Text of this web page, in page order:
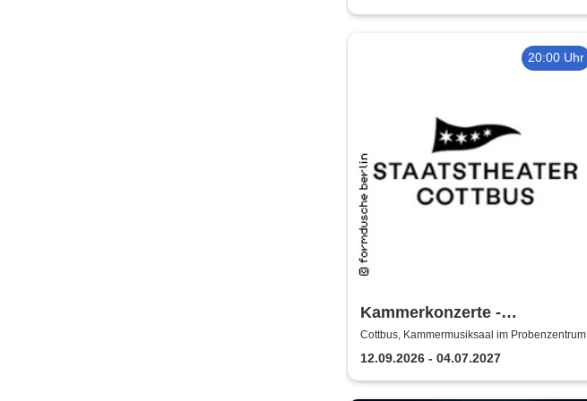
20:00 Uhr
Kammerkonzerte -
Staatstheater Cottbus
Cottbus, Kammermusiksaal im Probenzentrum
12.09.2026 - 04.07.2027